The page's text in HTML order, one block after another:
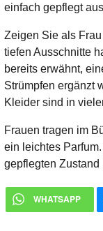
einfach gepflegt
Zeigen Sie als
tiefen Ausschnitte
bereits erwähnt,
Strümpfen ergänzt
Kleider sind in
Frauen tragen im
ein leichtes
gepflegten
WHATSAPP